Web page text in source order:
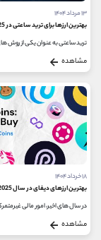
۱۳ مرداد ۱۴۰۴
بهترین ارزها برای ترید ساعتی در 2025
مشاهده
۱۸ خرداد ۱۴۰۴
بهترین ارزهای دیفای در سال 2025
مشاهده